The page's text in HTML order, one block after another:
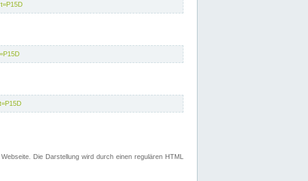
Die Darstellung wird durch einen regulären HTML